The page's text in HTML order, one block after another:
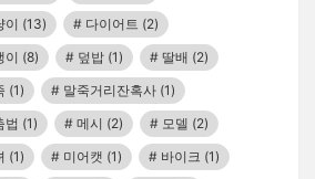
이 (13) 다이어트 (2)
이 (8) 덮밥 (1) 딸배 (2)
(1) 말죽거리잔혹사 (1)
법 (1) 메시 (2) 모델 (2)
(1) 미어캣 (1) 바이크 (1)